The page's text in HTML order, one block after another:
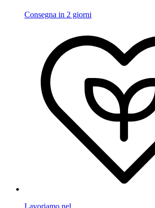
Consegna in 2 giorni
Lavoriamo nel